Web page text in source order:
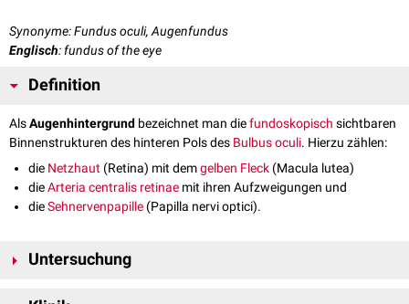
Synonyme: Fundus oculi, Augenfundus
Englisch: fundus of the eye
Definition
AlsAugenhintergrund bezeichnet man diefundoskopisch sichtbaren
Binnenstrukturen des hinteren Pols des Bulbus oculi. Hierzu zählen:
die Netzhaut (Retina) mit demgelben Fleck (Macula lutea)
dieArteria centralis retinae mit ihren Aufzweigungen und
dieSehnervenpapille (Papilla nervi optici).
Untersuchung